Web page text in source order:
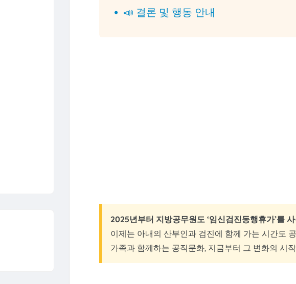
📣 결론 및 행동 안내
2025년부터 지방공무원도 ‘임신검진동행휴가’를
이제는 아내의 산부인과 검진에 함께 가는 시간도
가족과 함께하는 공직문화, 지금부터 그 변화의 시